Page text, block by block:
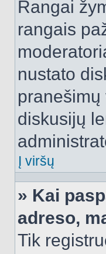
Rangai
rangais
nustato
diskusijų
Į viršų
» Kai
adreso,
Tik